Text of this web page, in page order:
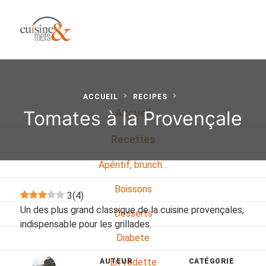
Accueil
Recettes
Apéritif, brunch…
Boissons
Desserts
Diabete
En vedette
ACCUEIL RECIPES
Tomates à la Provençale
3(4)
Un des plus grand classique de la cuisine provençales,
indispensable pour les grillades.
AUTEUR CATÉGORIE